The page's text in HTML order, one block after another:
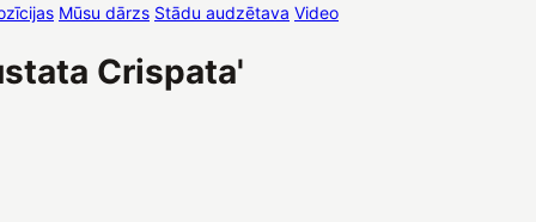
Mūsu dārzs Stādu audzētava Video
Crispata'